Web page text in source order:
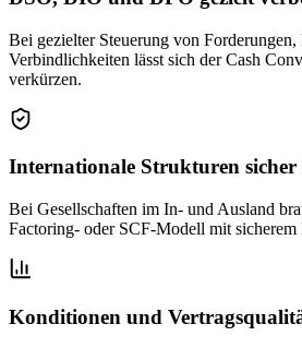
Bei gezielter Steuerung von Forderungen,
Verbindlichkeiten lässt sich der Cash
verkürzen.
Internationale Strukturen sicher
Bei Gesellschaften im In- und Ausland
Factoring- oder SCF-Modell mit sicherem
Konditionen und